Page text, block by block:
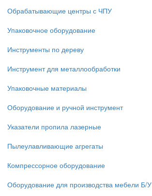
Обрабатывающие центры с ЧПУ
Упаковочное оборудование
Инструменты по дереву
Инструмент для металлообработки
Упаковочные материалы
Оборудование и ручной инструмент
Указатели пропила лазерные
Пылеулавливающие агрегаты
Компрессорное оборудование
Оборудование для производства мебели Б/У